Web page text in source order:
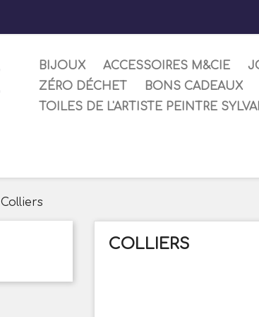
BIJOUX ACCESSOIRES M&CIE
ZÉRO DÉCHET
BONS CADEAUX
TOILES DE L'ARTISTE PEINTRE
Colliers
COLLIERS